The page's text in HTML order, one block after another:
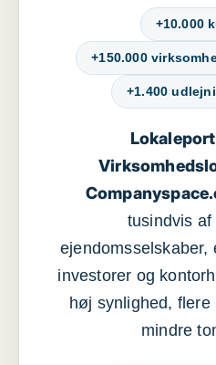
+10.000
+150.000
+1.400
tusindvis af
investorer og
høj synlighed,
mindre